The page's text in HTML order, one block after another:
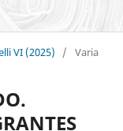
VI (2025) / Varia